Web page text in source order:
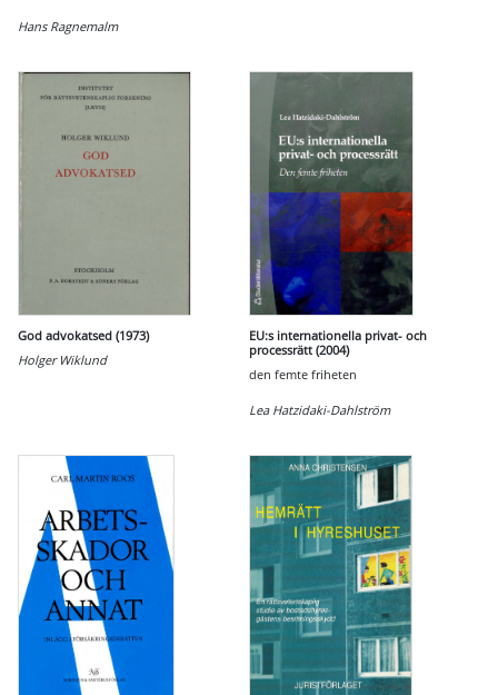
Hans Ragnemalm
God advokatsed (1973)
Holger Wiklund
EU:s internationella privat- och
processrätt (2004)
den femte friheten
Lea Hatzidaki-Dahlström